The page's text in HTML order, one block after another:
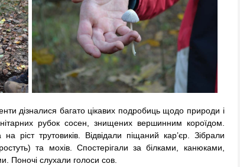
дізналися багато цікавих подробиць щодо природи і
рубок сосен, знищених вершинним короїдом.
ріст трутовиків. Відвідали піщаний кар’єр. Зібрали
та мохів. Спостерігали за білками, канюками,
Поночі слухали голоси сов.